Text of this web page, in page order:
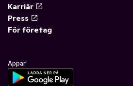
Karriär
Press
För företag
Appar